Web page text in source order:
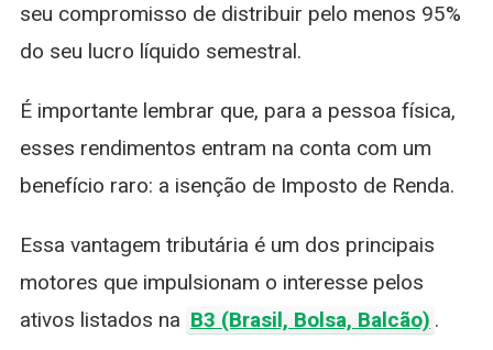
seu compromisso de distribuir pelo menos 95%
do seu lucro líquido semestral.
É importante lembrar que, para a pessoa física,
esses rendimentos entram na conta com um
benefício raro: a isenção de Imposto de Renda.
Essa vantagem tributária é um dos principais
motores que impulsionam o interesse pelos
ativos listados na B3 (Brasil, Bolsa, Balcão) .